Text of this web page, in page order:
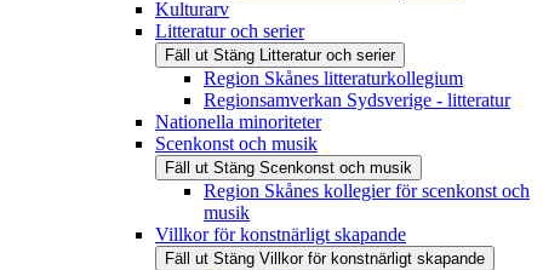
Kulturarv
Litteratur och serier
Fäll ut Stäng Litteratur och serier
Region Skånes litteraturkollegium
Regionsamverkan Sydsverige - litteratur
Nationella minoriteter
Scenkonst och musik
Fäll ut Stäng Scenkonst och musik
Region Skånes kollegier för scenkonst och
musik
Villkor för konstnärligt skapande
Fäll ut Stäng Villkor för konstnärligt skapande